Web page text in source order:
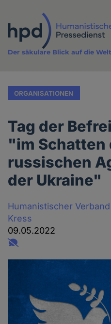
Inhalt
Der säkulare Blick auf die
ORGANISATIONEN
Tag der
"im Schatten
russischen
der Ukraine"
Humanistischer
Kress
09.05.2022